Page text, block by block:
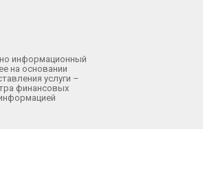
информационный
на основании
услуги –
финансовых